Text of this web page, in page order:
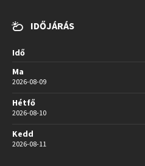
IDŐJÁRÁS
Idő
Ma
2026-08-09
Hétfő
2026-08-10
Kedd
2026-08-11